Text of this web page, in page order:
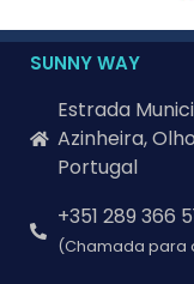
SUNNY WAY
Estrada
Azinheira,
Portugal
+351 289 366
(Chamada para